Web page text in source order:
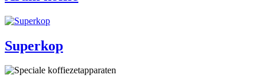
Superkop